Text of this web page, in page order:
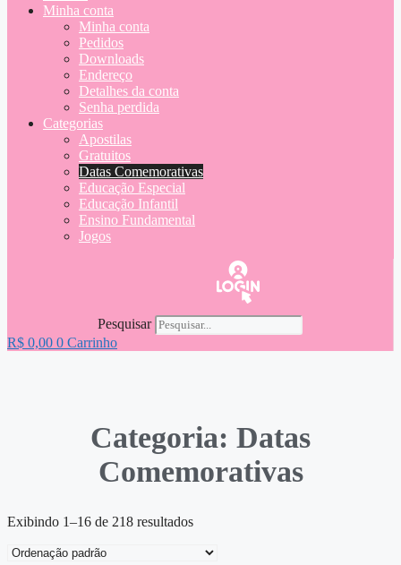
Minha conta
Minha conta
Pedidos
Downloads
Endereço
Detalhes da conta
Senha perdida
Categorias
Apostilas
Gratuitos
Datas Comemorativas
Educação Especial
Educação Infantil
Ensino Fundamental
Jogos
Pesquisar
R$ 0,00 0 Carrinho
Categoria: Datas
Comemorativas
Exibindo 1–16 de 218 resultados